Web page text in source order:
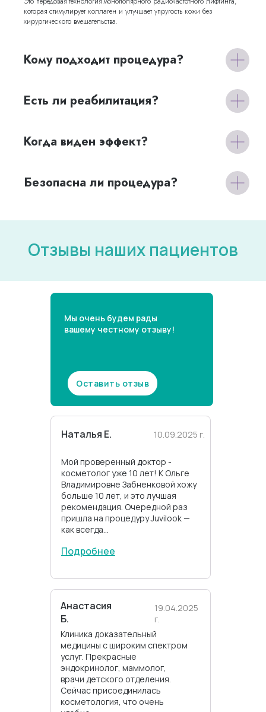
которая стимулирует коллаген и улучшает упругость кожи без
хирургического вмешательства.
Кому подходит процедура?
Есть ли реабилитация?
Когда виден эффект?
Безопасна ли процедура?
Отзывы наших пациентов
Анастасия
Б.
19.04.2025
г.
Клиника доказательный
медицины с широким спектром
услуг. Прекрасные
эндокринолог, маммолог,
врачи детского отделения.
Сейчас присоединилась
косметология, что очень
Наталья Е. 10.09.2025 г.
Мой проверенный доктор -
косметолог уже 10 лет! К Ольге
Владимировне Забненковой хожу
больше 10 лет, и это лучшая
рекомендация. Очередной раз
пришла на процедуру Juvilook —
как всегда...
Подробнее
Мы очень будем рады
вашему честному отзыву!
Оставить отзыв